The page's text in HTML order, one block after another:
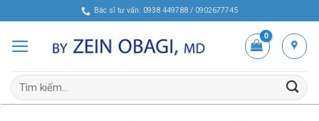
content
Bác sĩ tư vấn: 0938 449788 / 0902677745
Tìm
kiếm: